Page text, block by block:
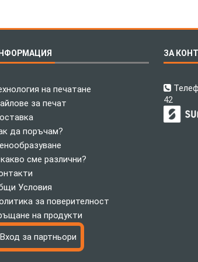
на печатане
за печат
да поръчам?
сме различни?
Условия
за поверителност
на продукти
Вход за партньори
ЗА
42